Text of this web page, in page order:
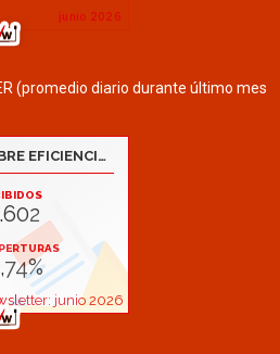
(promedio diario durante último mes